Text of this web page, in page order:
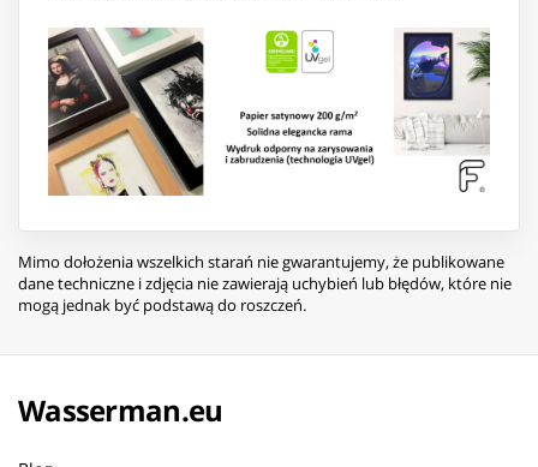
Mimo dołożenia wszelkich starań nie gwarantujemy, że publikowane
dane techniczne i zdjęcia nie zawierają uchybień lub błędów, które nie
mogą jednak być podstawą do roszczeń.
Wasserman.eu